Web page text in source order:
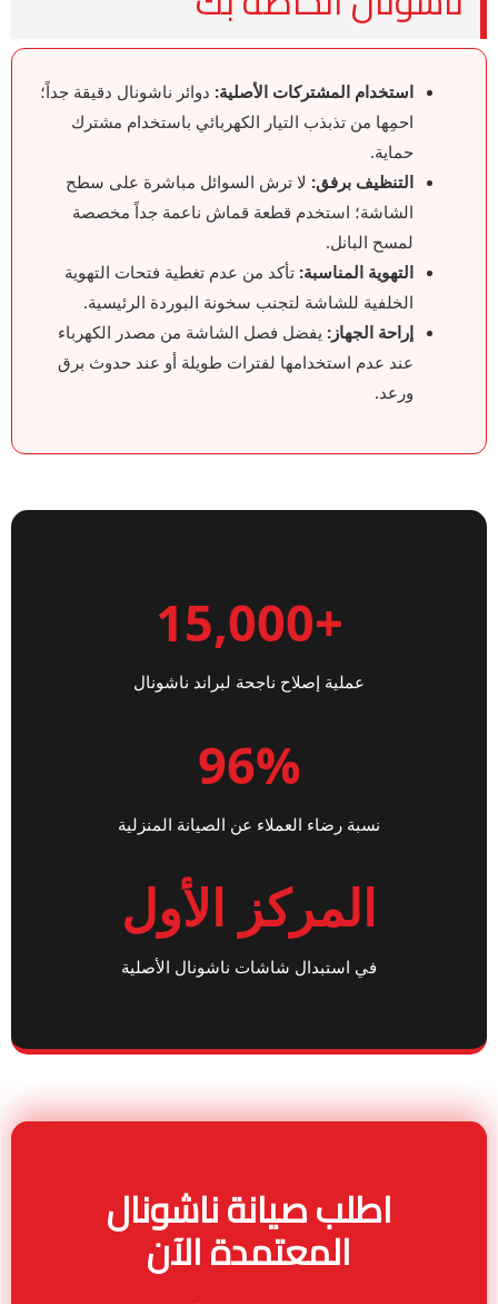
استخدام المشتركات الأصلية: دوائر ناشونال دقيقة جداً؛
احمِها من تذبذب التيار الكهربائي باستخدام مشترك
حماية.
التنظيف برفق: لا ترش السوائل مباشرة على سطح
الشاشة؛ استخدم قطعة قماش ناعمة جداً مخصصة
لمسح البانل.
التهوية المناسبة: تأكد من عدم تغطية فتحات التهوية
الخلفية للشاشة لتجنب سخونة البوردة الرئيسية.
إراحة الجهاز: يفضل فصل الشاشة من مصدر الكهرباء
عند عدم استخدامها لفترات طويلة أو عند حدوث برق
ورعد.
+15,000
عملية إصلاح ناجحة لبراند ناشونال
96%
نسبة رضاء العملاء عن الصيانة المنزلية
المركز الأول
في استبدال شاشات ناشونال الأصلية
اطلب صيانة ناشونال
المعتمدة الآن